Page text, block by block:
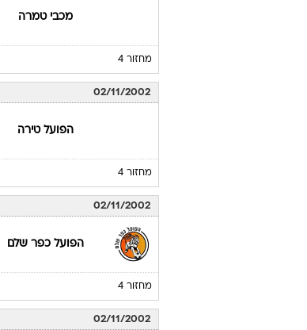
מכבי טמרה
מחזור 4
02/11/2002
הפועל טירה
מחזור 4
02/11/2002
הפועל כפר שלם
מחזור 4
02/11/2002